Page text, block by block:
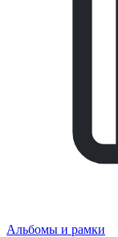
Альбомы и рамки